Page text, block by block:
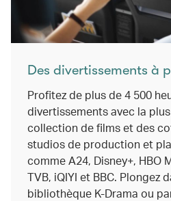
Des divertissements à
Profitez de plus de 4 500
divertissements avec la
collection de films et des
studios de production et
comme A24, Disney+, HBO
TVB, iQIYI et BBC. Plongez
bibliothèque K-Drama ou